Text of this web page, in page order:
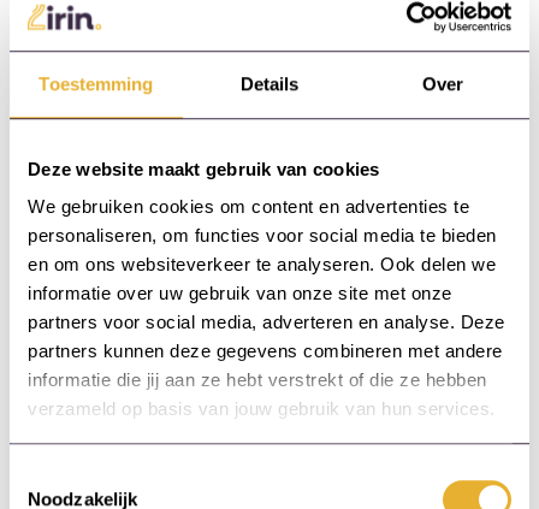
Toestemming Details Over
Deze website maakt gebruik van cookies
We gebruiken cookies om content en advertenties te
personaliseren, om functies voor social media te bieden
en om ons websiteverkeer te analyseren. Ook delen we
informatie over uw gebruik van onze site met onze
partners voor social media, adverteren en analyse. Deze
partners kunnen deze gegevens combineren met andere
informatie die jij aan ze hebt verstrekt of die ze hebben
verzameld op basis van jouw gebruik van hun services.
Noodzakelijk
Alleen met
de juiste, persoonlijke aandacht schep je
leren, te veranderen of verbeteren.​ Om
tot nieuwe, creatieve gedragingen te
noodzakelijk en daarvoor is aandacht dé
voorwaarde. Betrokkenheid opent de
deur hiertoe.​ Ook het accepteren van
eigen verantwoordelijkheid in situaties
verleent toegang om met onverdeelde
aandacht aanwezig te zijn. Dus: “Ik wil
dit leren want dit gaat me helpen beter
te worden in mijn werk, en dat maakt
mijn werk leuker.”​
deelnemers profiteren van de training, wat leidt